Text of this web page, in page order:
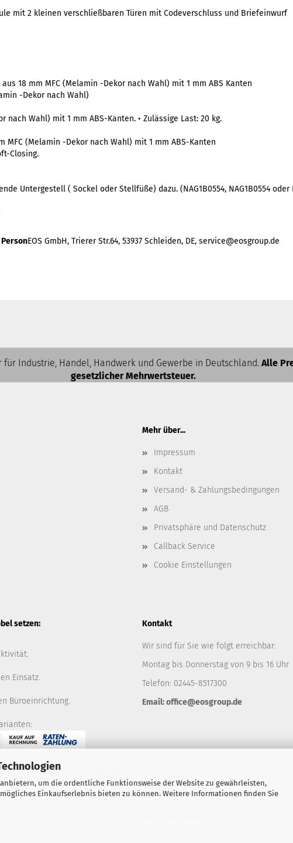
um die ordentliche Funktionsweise der Website zu gewährleisten,
Einkaufserlebnis bieten zu können. Weitere Informationen finden Sie
mit 2 kleinen verschließbaren Türen mit Codeverschluss und Briefeinwurf
18 mm MFC (Melamin -Dekor nach Wahl) mit 1 mm ABS Kanten
-Dekor nach Wahl)
nach Wahl) mit 1 mm ABS-Kanten. • Zulässige Last: 20 kg.
MFC (Melamin -Dekor nach Wahl) mit 1 mm ABS-Kanten
Closing.
Untergestell ( Sockel oder Stellfüße) dazu. (NAG1B0554, NAG1B0554 oder
EOS GmbH, Trierer Str.64, 53937 Schleiden, DE, service@eosgroup.de
für Industrie, Handel, Handwerk und Gewerbe in Deutschland. Alle
gesetzlicher Mehrwertsteuer.
Mehr über...
Impressum
Kontakt
Versand- & Zahlungsbedingungen
AGB
Privatsphäre und Datenschutz
Callback Service
Cookie Einstellungen
setzen:
Einsatz.
Büroeinrichtung.
nicht, wir sind gerne für Sie
Kontakt
Wir sind für Sie wie folgt erreichbar:
Montag bis Donnerstag von 9 bis 16 Uhr
Telefon: 02445-8517300
Email: office@eosgroup.de